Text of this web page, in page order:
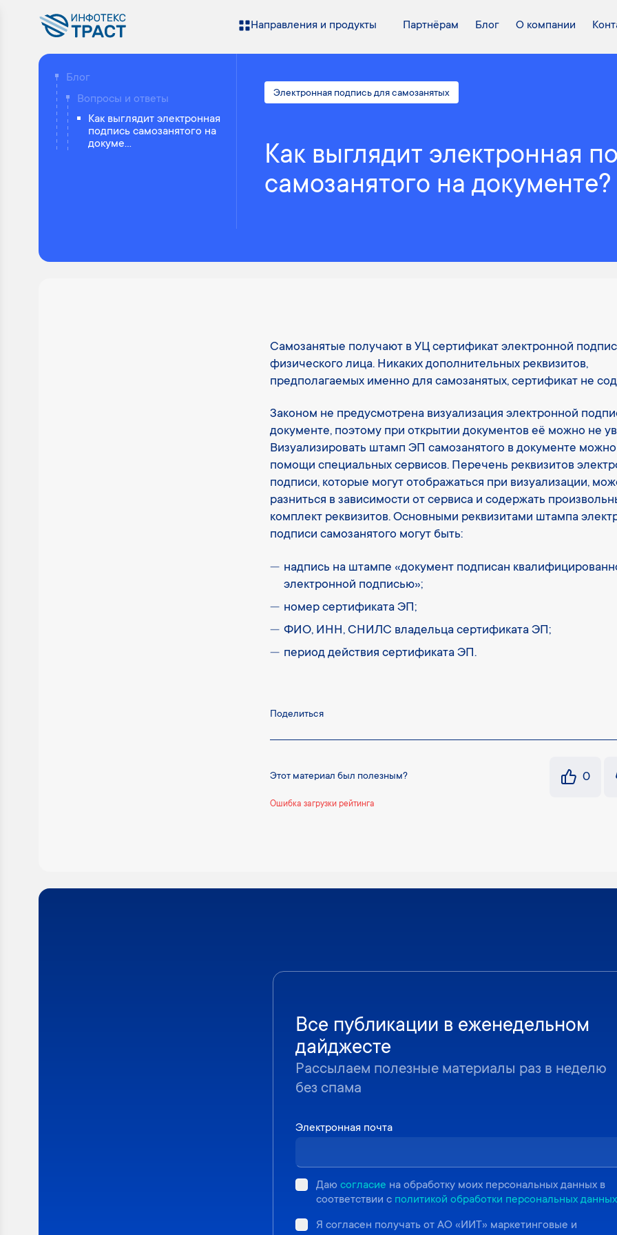
Направления и продукты Партнёрам Блог О компании
Блог
Вопросы и ответы
Как выглядит электронная
подпись самозанятого на
докуме...
Электронная подпись для самозанятых
Как выглядит электронная
самозанятого на документе?
Самозанятые получают в УЦ сертификат электронной
физического лица. Никаких дополнительных реквизитов,
предполагаемых именно для самозанятых, сертификат не
Законом не предусмотрена визуализация электронной
документе, поэтому при открытии документов её можно не
Визуализировать штамп ЭП самозанятого в документе
помощи специальных сервисов. Перечень реквизитов
подписи, которые могут отображаться при визуализации,
разниться в зависимости от сервиса и содержать
комплект реквизитов. Основными реквизитами штампа
подписи самозанятого могут быть:
надпись на штампе «документ подписан
электронной подписью»;
номер сертификата ЭП;
ФИО, ИНН, СНИЛС владельца сертификата ЭП;
период действия сертификата ЭП.
Поделиться
Этот материал был полезным? 0
Ошибка загрузки рейтинга
Все публикации в еженедельном
дайджесте
Рассылаем полезные материалы раз в неделю
без спама
Электронная почта
Даю согласие на обработку моих персональных данных в
соответствии с политикой обработки персональных данных
Я согласен получать от АО «ИИТ» маркетинговые и